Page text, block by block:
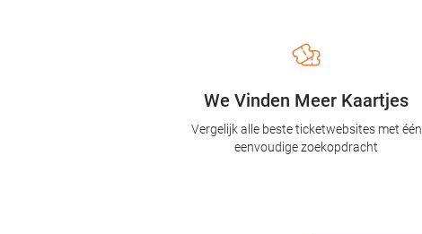
We Vinden Meer Kaartjes
Vergelijk alle beste ticketwebsites met één
eenvoudige zoekopdracht